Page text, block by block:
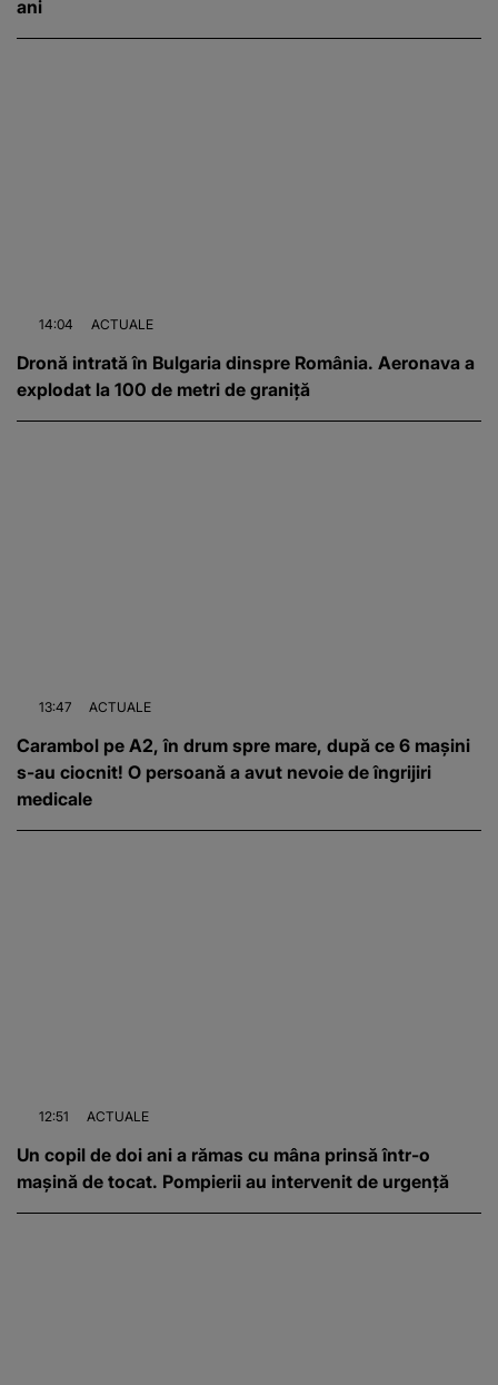
ani
14:04 ACTUALE
Dronă intrată în Bulgaria dinspre România. Aeronava a
explodat la 100 de metri de graniță
13:47 ACTUALE
Carambol pe A2, în drum spre mare, după ce 6 mașini
s-au ciocnit! O persoană a avut nevoie de îngrijiri
medicale
12:51 ACTUALE
Un copil de doi ani a rămas cu mâna prinsă într-o
mașină de tocat. Pompierii au intervenit de urgență